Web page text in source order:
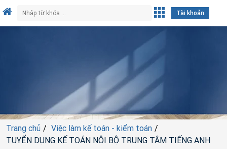
Tài khoản
Trang chủ
Việc làm kế toán - kiểm toán
TUYỂN DỤNG KẾ TOÁN NỘI BỘ TRUNG TÂM TIẾNG ANH